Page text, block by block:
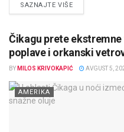
SAZNAJTE VIŠEDETAILS
Čikagu prete
poplave i orkanski
BY MILOS KRIVOKAPIĆ AVGUST 5,
AMERIKA